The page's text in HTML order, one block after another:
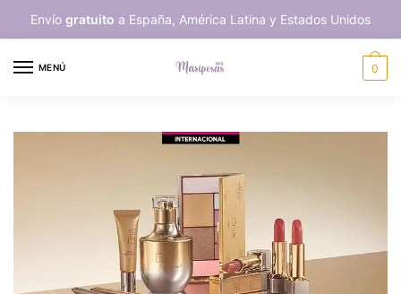
Envío gratuito a España, América Latina y Estados Unidos
MENÚ 0